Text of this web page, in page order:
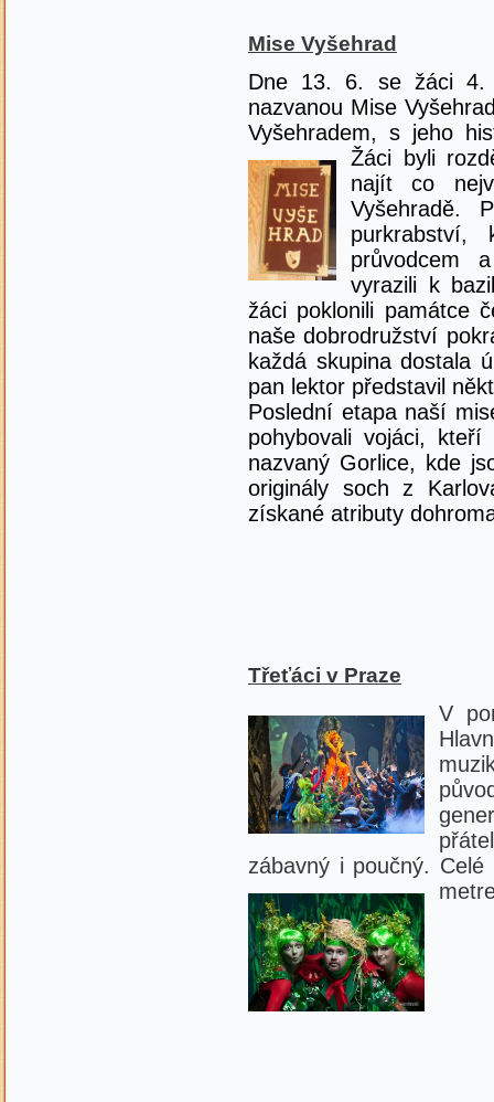
Mise Vyšehrad
Dne 13. 6. se žáci 4.
nazvanou Mise
Vyšehradem, s jeho
Žáci byli
najít co
Vyšehradě.
průvodcem
vyrazili k
žáci poklonili památce
naše dobrodružství
každá skupina dostala
pan lektor představil
Poslední etapa naší
pohybovali vojáci,
nazvaný Gorlice, kde
originály soch z
získané atributy
Třeťáci v Praze
V
zábavný i poučný.